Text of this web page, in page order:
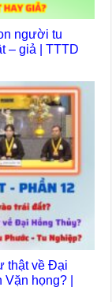
người tu
– giả | TTTD
thật về Đại
họng? |